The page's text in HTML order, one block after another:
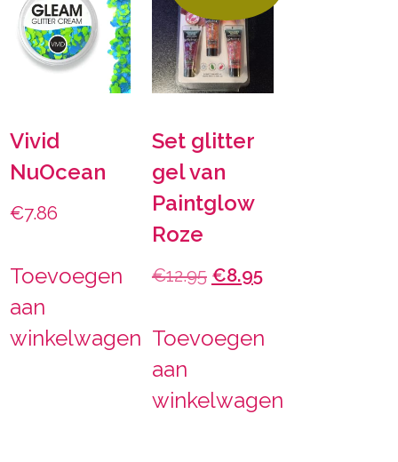
Vivid
NuOcean
€7.86
Toevoegen
aan
winkelwagen
Set glitter
gel van
Paintglow
Roze
€12.95 Oorspronkelijke
was:
€8.95Huidige
is:
Toevoegen
aan
winkelwagen